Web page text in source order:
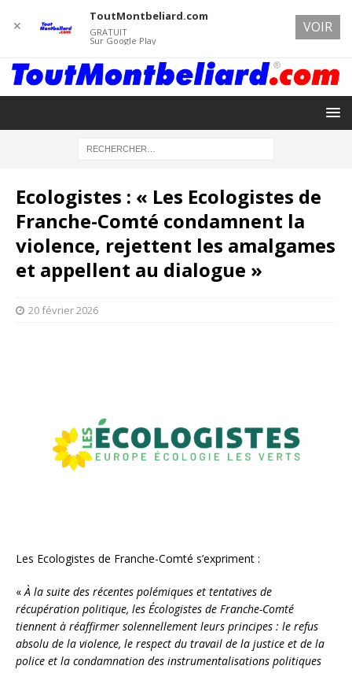
Ecologistes : « Les Ecologistes de
Franche-Comté condamnent la
violence, rejettent les amalgames
et appellent au dialogue »
20 février 2026
Les Ecologistes de Franche-Comté s’expriment :
«À la suite des récentes polémiques et tentatives de
récupération politique, les Écologistes de Franche-Comté
tiennent à réaffirmer solennellement leurs principes : le refus
absolu de la violence, le respect du travail de la justice et de la
police et la condamnation des instrumentalisations politiques
✕
ToutMontbeliard.com
GRATUIT
Sur Google Play
VOIR